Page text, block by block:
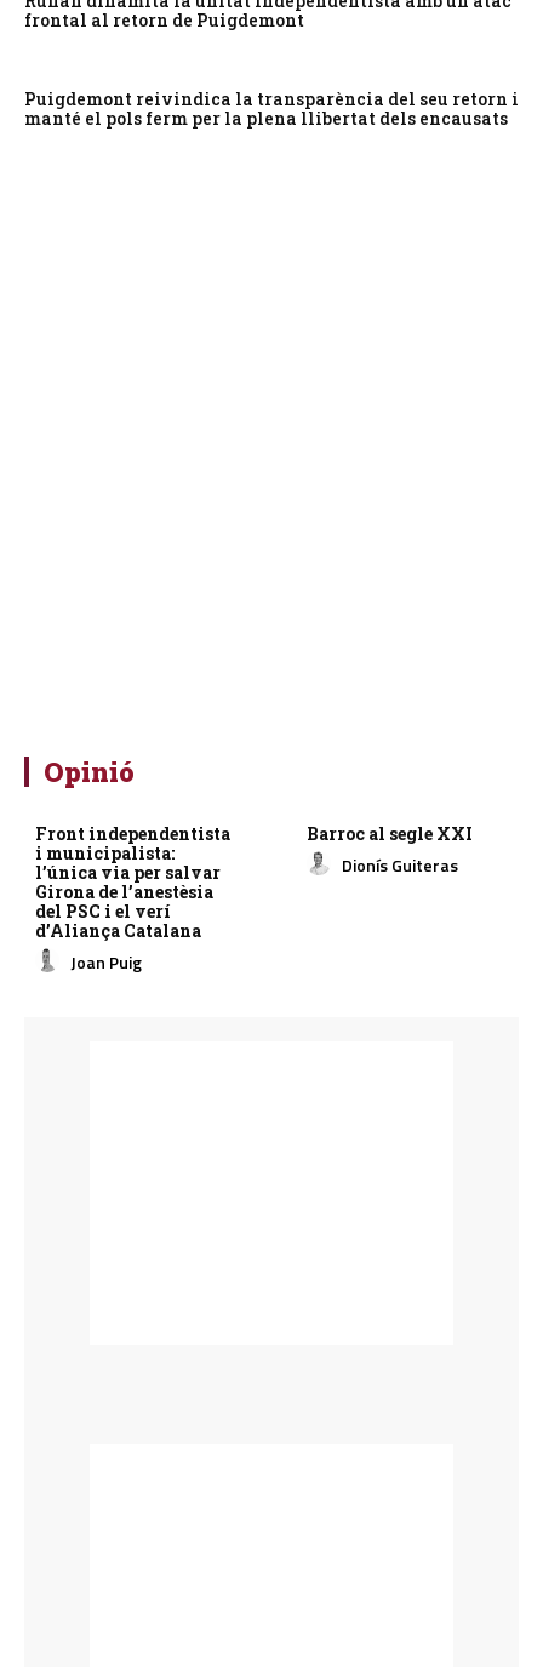
frontal al retorn de Puigdemont
Puigdemont reivindica la transparència del seu retorn i
manté el pols ferm per la plena llibertat dels encausats
Opinió
Front independentista
i municipalista:
l’única via per salvar
Girona de l’anestèsia
del PSC i el verí
d’Aliança Catalana
Joan Puig
Barroc al segle XXI
Dionís Guiteras